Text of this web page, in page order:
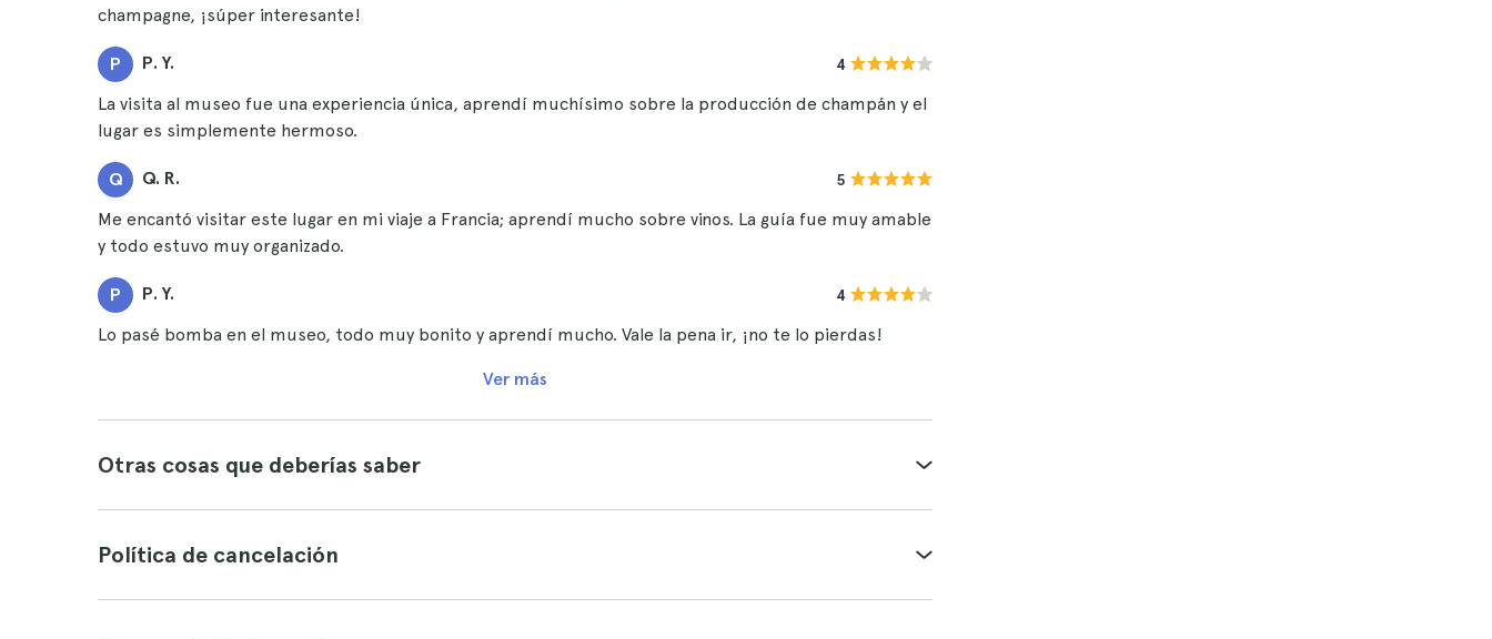
champagne, ¡súper interesante!
P P. Y. 4
La visita al museo fue una experiencia única, aprendí muchísimo sobre la producción de champán y el
lugar es simplemente hermoso.
Q Q. R. 5
Me encantó visitar este lugar en mi viaje a Francia; aprendí mucho sobre vinos. La guía fue muy amable
y todo estuvo muy organizado.
P P. Y. 4
Lo pasé bomba en el museo, todo muy bonito y aprendí mucho. Vale la pena ir, ¡no te lo pierdas!
Ver más
Otras cosas que deberías saber
Política de cancelación